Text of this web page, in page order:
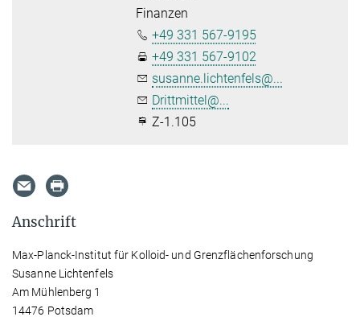
Finanzen
+49 331 567-9195
+49 331 567-9102
susanne.lichtenfels@...
Drittmittel@...
Z-1.105
Anschrift
Max-Planck-Institut für Kolloid- und Grenzflächenforschung
Susanne Lichtenfels
Am Mühlenberg 1
14476 Potsdam